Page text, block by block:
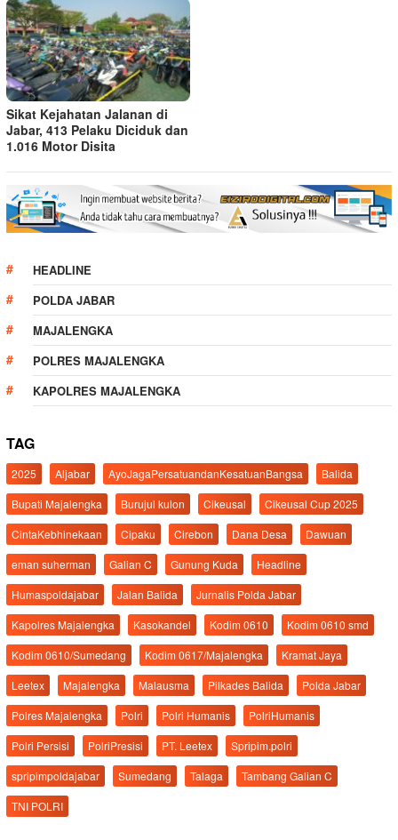
Sikat Kejahatan Jalanan di
Jabar, 413 Pelaku Diciduk dan
1.016 Motor Disita
HEADLINE
POLDA JABAR
MAJALENGKA
POLRES MAJALENGKA
KAPOLRES MAJALENGKA
TAG
2025 Aljabar AyoJagaPersatuandanKesatuanBangsa
Balida
Bupati Majalengka
Burujul kulon Cikeusal
Cikeusal Cup 2025
CintaKebhinekaan
Cipaku Cirebon Dana Desa
Dawuan
eman suherman
Galian C Gunung Kuda
Headline
Humaspoldajabar
Jalan Balida
Jurnalis Polda Jabar
Kapolres Majalengka
Kasokandel Kodim 0610
Kodim 0610 smd
Kodim 0610/Sumedang
Kodim 0617/Majalengka
Kramat Jaya
Leetex
Majalengka Malausma Pilkades Balida
Polda Jabar
Polres Majalengka
Polri Polri Humanis
PolriHumanis
Polri Persisi
PolriPresisi PT. Leetex
Spripim.polri
spripimpoldajabar
Sumedang Talaga
Tambang Galian C
TNI POLRI